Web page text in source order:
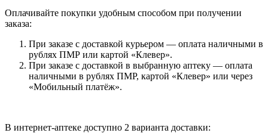
Оплачивайте покупки удобным способом при получении
заказа:
При заказе с доставкой курьером — оплата наличными в
рублях ПМР или картой «Клевер».
При заказе с доставкой в выбранную аптеку — оплата
наличными в рублях ПМР, картой «Клевер» или через
«Мобильный платёж».
В интернет-аптеке доступно 2 варианта доставки: